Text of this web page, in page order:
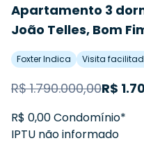
Apartamento 3
João Telles, Bom
Foxter Indica Visita
R$1.790.000,00R$
R$ 0,00 Condomínio*
IPTU não informado